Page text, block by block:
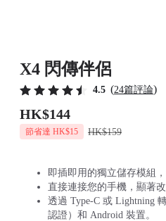
X4 閃傳伴侶
4.5 (24篇評論)
HK$144
節省達 HK$15 HK$159
即插即用的獨立儲存模組
直接連接您的手機，顯著改
透過 Type-C 或 Lightning
認證）和 Android 裝置。